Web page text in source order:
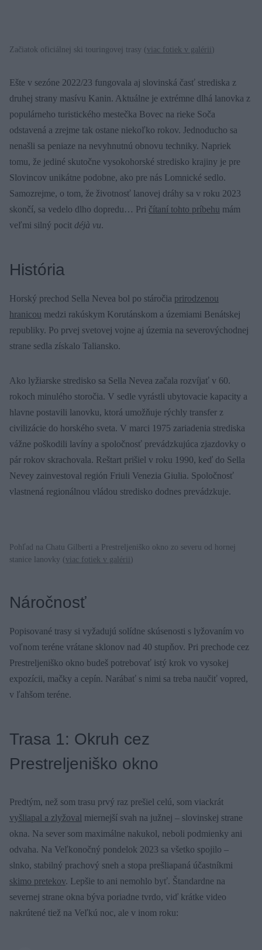
Začiatok oficiálnej ski touringovej trasy (viac fotiek v galérii )
Ešte v sezóne 2022/23 fungovala aj slovinská časť strediska z
druhej strany masívu Kanin. Aktuálne je extrémne dlhá lanovka z
populárneho turistického mestečka Bovec na rieke Soča
odstavená a zrejme tak ostane niekoľko rokov. Jednoducho sa
nenašli sa peniaze na nevyhnutnú obnovu techniky. Napriek
tomu, že jediné skutočne vysokohorské stredisko krajiny je pre
Slovincov unikátne podobne, ako pre nás Lomnické sedlo.
Samozrejme, o tom, že životnosť lanovej dráhy sa v roku 2023
skončí, sa vedelo dlho dopredu… Pri čítaní tohto príbehu mám
veľmi silný pocit déjà vu.
História
Horský prechod Sella Nevea bol po stáročia prirodzenou
hranicou medzi rakúskym Korutánskom a územiami Benátskej
republiky. Po prvej svetovej vojne aj územia na severovýchodnej
strane sedla získalo Taliansko.
Ako lyžiarske stredisko sa Sella Nevea začala rozvíjať v 60.
rokoch minulého storočia. V sedle vyrástli ubytovacie kapacity a
hlavne postavili lanovku, ktorá umožňuje rýchly transfer z
civilizácie do horského sveta. V marci 1975 zariadenia strediska
vážne poškodili lavíny a spoločnosť prevádzkujúca zjazdovky o
pár rokov skrachovala. Reštart prišiel v roku 1990, keď do Sella
Nevey zainvestoval región Friuli Venezia Giulia. Spoločnosť
vlastnená regionálnou vládou stredisko dodnes prevádzkuje.
Pohľad na Chatu Gilberti a Prestreljeniško okno zo severu od hornej
stanice lanovky (viac fotiek v galérii )
Náročnosť
Popisované trasy si vyžadujú solídne skúsenosti s lyžovaním vo
voľnom teréne vrátane sklonov nad 40 stupňov. Pri prechode cez
Prestreljeniško okno budeš potrebovať istý krok vo vysokej
expozícii, mačky a cepín. Narábať s nimi sa treba naučiť vopred,
v ľahšom teréne.
Trasa 1: Okruh cez
Prestreljeniško okno
Predtým, než som trasu prvý raz prešiel celú, som viackrát
vyšliapal a zlyžoval miernejší svah na južnej – slovinskej strane
okna. Na sever som maximálne nakukol, neboli podmienky ani
odvaha. Na Veľkonočný pondelok 2023 sa všetko spojilo –
slnko, stabilný prachový sneh a stopa prešliapaná účastníkmi
skimo pretekov. Lepšie to ani nemohlo byť. Štandardne na
severnej strane okna býva poriadne tvrdo, viď krátke video
nakrútené tiež na Veľkú noc, ale v inom roku: